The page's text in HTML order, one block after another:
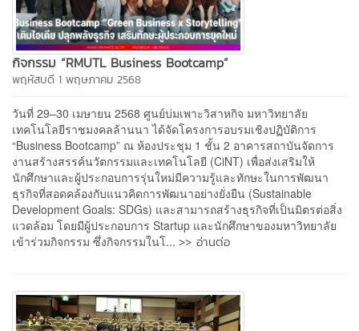
กิจกรรม “RMUTL Business Bootcamp”
พฤหัสบดี 1 พฤษภาคม 2568
วันที่ 29–30 เมษายน 2568 ศูนย์บ่มเพาะวิสาหกิจ มหาวิทยาลัย
เทคโนโลยีราชมงคลล้านนา ได้จัดโครงการอบรมเชิงปฏิบัติการ
“Business Bootcamp” ณ ห้องประชุม 1 ชั้น 2 อาคารสถาบันจัดการ
งานสร้างสรรค์นวัตกรรมและเทคโนโลยี (CiNT) เพื่อส่งเสริมให้
นักศึกษาและผู้ประกอบการรุ่นใหม่มีความรู้และทักษะในการพัฒนา
ธุรกิจที่สอดคล้องกับแนวคิดการพัฒนาอย่างยั่งยืน (Sustainable
Development Goals: SDGs) และสามารถสร้างธุรกิจที่เป็นมิตรต่อสิ่ง
แวดล้อม​ โดยมีผู้ประกอบการ Startup และนักศึกษาของมหาวิทยาลัย
เข้าร่วมกิจกรรม ซึ่งกิจกรรมในโ... >> อ่านต่อ